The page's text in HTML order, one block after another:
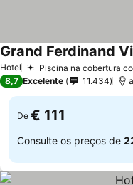
Hotel Piscina na cobertura
8,7 Excelente 11.434
De € 111
Consulte os preços de